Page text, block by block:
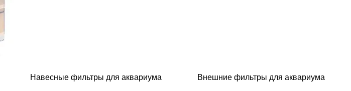
Навесные фильтры для аквариума Внешние фильтры для аквариума